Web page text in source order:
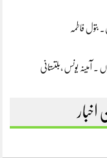
فاطمہ
. آمینہ یونس ،بلتستانی
اخبار